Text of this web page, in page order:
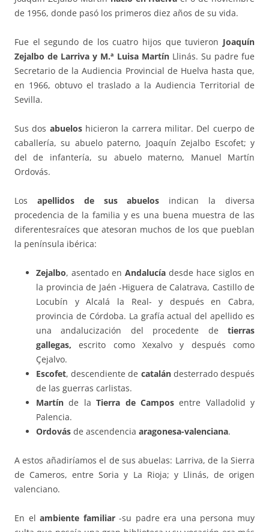
de 1956, donde pasó los primeros diez años de su vida.
Fue el segundo de los cuatro hijos que tuvieron Joaquín
Zejalbo de Larriva y M.ª Luisa MartínLlinás. Su padre fue
Secretario de la Audiencia Provincial de Huelva hasta que,
en 1966, obtuvo el traslado a la Audiencia Territorial de
Sevilla.
Sus dos abueloshicieron la carrera militar. Del cuerpo de
caballería, su abuelo paterno, Joaquín Zejalbo Escofet; y
del de infantería, su abuelo materno, Manuel Martín
Ordovás.
Los apellidos de sus abuelos indican la diversa
procedencia de la familia y es una buena muestra de las
diferentesraíces que atesoran muchos de los que pueblan
la península ibérica:
Zejalbo, asentado en Andalucía desde hace siglos en
la provincia de Jaén -Higuera de Calatrava, Castillo de
Locubín y Alcalá la Real- y después en Cabra,
provincia de Córdoba. La grafía actual del apellido es
una andalucización del procedente de tierras
gallegas, escrito como Xexalvo y después como
Çejalvo.
Escofet, descendiente de catalándesterrado después
de las guerras carlistas.
Martín de laTierra de Camposentre Valladolid y
Palencia.
Ordovás de ascendencia aragonesa-valenciana.
A estos añadiríamos el de sus abuelas: Larriva, de la Sierra
de Cameros, entre Soria y La Rioja; y Llinás, de origen
valenciano.
En elambiente familiar-su padre era una persona muy